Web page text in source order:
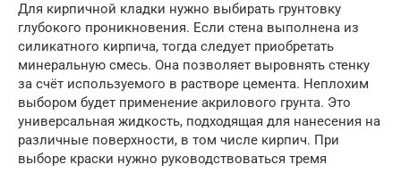
Для кирпичной кладки нужно выбирать грунтовку
глубокого проникновения. Если стена выполнена из
силикатного кирпича, тогда следует приобретать
минеральную смесь. Она позволяет выровнять стенку
за счёт используемого в растворе цемента. Неплохим
выбором будет применение акрилового грунта. Это
универсальная жидкость, подходящая для нанесения на
различные поверхности, в том числе кирпич. При
выборе краски нужно руководствоваться тремя